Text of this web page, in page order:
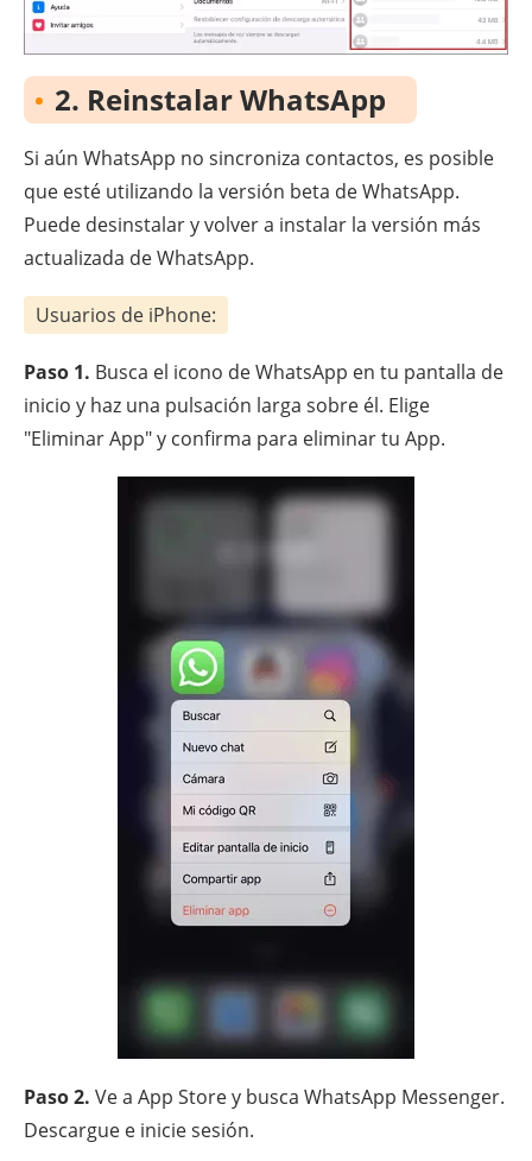
2. Reinstalar WhatsApp
Si aún WhatsApp no sincroniza contactos, es posible
que esté utilizando la versión beta de WhatsApp.
Puede desinstalar y volver a instalar la versión más
actualizada de WhatsApp.
Usuarios de iPhone:
Paso 1. Busca el icono de WhatsApp en tu pantalla de
inicio y haz una pulsación larga sobre él. Elige
"Eliminar App" y confirma para eliminar tu App.
Paso 2. Ve a App Store y busca WhatsApp Messenger.
Descargue e inicie sesión.